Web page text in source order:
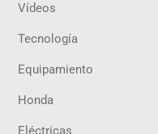
Vídeos
Tecnología
Equipamiento
Honda
Eléctricas